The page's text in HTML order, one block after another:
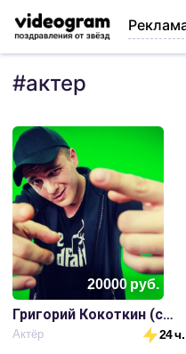
#актер
20000руб.
Григорий Кокоткин (сериал Универ)
Актёр 24 ч.